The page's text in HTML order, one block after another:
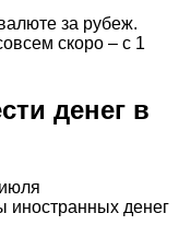
за рубеж.
скоро – с 1
денег в
иностранных денег